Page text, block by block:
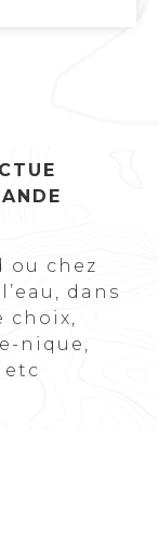
ou chez
dans
choix,
nique,
etc